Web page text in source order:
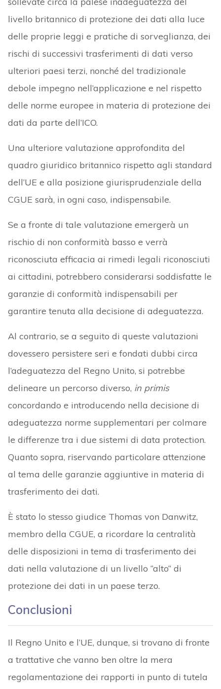
livello britannico di protezione dei dati alla luce
delle proprie leggi e pratiche di sorveglianza, dei
rischi di successivi trasferimenti di dati verso
ulteriori paesi terzi, nonché del tradizionale
debole impegno nell’applicazione e nel rispetto
delle norme europee in materia di protezione dei
dati da parte dell’ICO.
Una ulteriore valutazione approfondita del
quadro giuridico britannico rispetto agli standard
dell’UE e alla posizione giurisprudenziale della
CGUE sarà, in ogni caso, indispensabile.
Se a fronte di tale valutazione emergerà un
rischio di non conformità basso e verrà
riconosciuta efficacia ai rimedi legali riconosciuti
ai cittadini, potrebbero considerarsi soddisfatte le
garanzie di conformità indispensabili per
garantire tenuta alla decisione di adeguatezza.
Al contrario, se a seguito di queste valutazioni
dovessero persistere seri e fondati dubbi circa
l’adeguatezza del Regno Unito, si potrebbe
delineare un percorso diverso, in primis
concordando e introducendo nella decisione di
adeguatezza norme supplementari per colmare
le differenze tra i due sistemi di data protection.
Quanto sopra, riservando particolare attenzione
al tema delle garanzie aggiuntive in materia di
trasferimento dei dati.
È stato lo stesso giudice Thomas von Danwitz,
membro della CGUE, a ricordare la centralità
delle disposizioni in tema di trasferimento dei
dati nella valutazione di un livello “alto” di
protezione dei dati in un paese terzo.
Conclusioni
Il Regno Unito e l’UE, dunque, si trovano di fronte
a trattative che vanno ben oltre la mera
regolamentazione dei rapporti in punto di tutela